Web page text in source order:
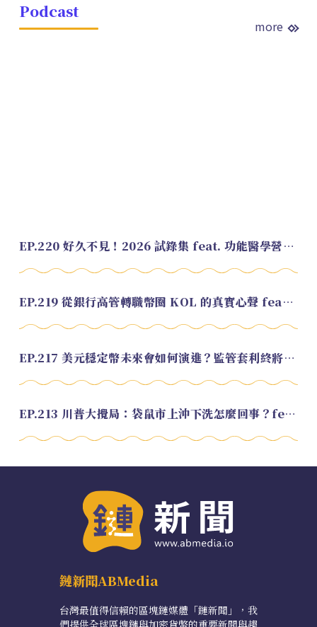
Podcast
more
EP.220 好久不見！2026 試錄集 feat. 功能醫學營養師 美寶
EP.219 從銀行高管轉職幣圈 KOL 的真實心聲 feat.龜大
EP.217 美元穩定幣未來會如何演進？監管套利終將收斂？feat. 研究員 余哲安
EP.213 川普大攪局：袋鼠市上沖下洗怎麼回事？feat. Alvin
鏈新聞ABMedia
台灣最值得信賴的區塊鏈媒體「鏈新聞」，我